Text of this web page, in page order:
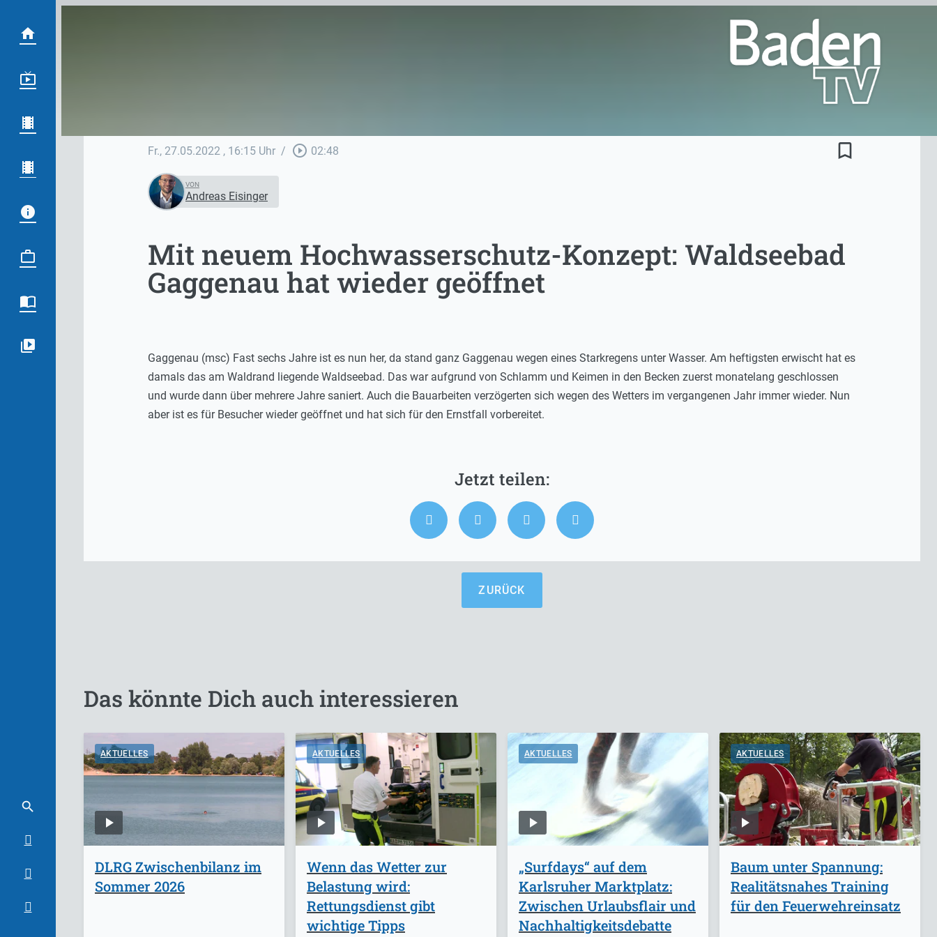
Fr., 27.05.2022 , 16:15 Uhr / play_circle_outline 02:48 bookmark_border
VON
Andreas Eisinger
Mit neuem Hochwasserschutz-Konzept: Waldseebad
Gaggenau hat wieder geöffnet
Gaggenau (msc) Fast sechs Jahre ist es nun her, da stand ganz Gaggenau wegen eines Starkregens unter Wasser. Am heftigsten erwischt hat es
damals das am Waldrand liegende Waldseebad. Das war aufgrund von Schlamm und Keimen in den Becken zuerst monatelang geschlossen
und wurde dann über mehrere Jahre saniert. Auch die Bauarbeiten verzögerten sich wegen des Wetters im vergangenen Jahr immer wieder. Nun
aber ist es für Besucher wieder geöffnet und hat sich für den Ernstfall vorbereitet.
ZURÜCK
Das könnte Dich auch interessieren
AKTUELLES
DLRG Zwischenbilanz im
Sommer 2026
AKTUELLES
Wenn das Wetter zur
Belastung wird:
Rettungsdienst gibt
wichtige Tipps
AKTUELLES
„Surfdays“ auf dem
Karlsruher Marktplatz:
Zwischen Urlaubsflair und
Nachhaltigkeitsdebatte
AKTUELLES
Baum unter Spannung:
Realitätsnahes Training
für den Feuerwehreinsatz